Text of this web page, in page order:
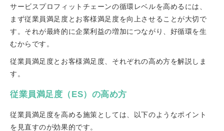
サービスプロフィットチェーンの循環レベルを高めるには、
まず従業員満足度とお客様満足度を向上させることが大切で
す。それが最終的に企業利益の増加につながり、好循環を生
むからです。
従業員満足度とお客様満足度、それぞれの高め方を解説しま
す。
従業員満足度（ES）の高め方
従業員満足度を高める施策としては、以下のようなポイント
を見直すのが効果的です。